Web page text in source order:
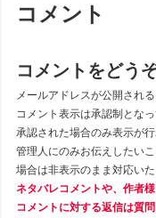
コメント
コメントをどう
メールアドレスが公開され
コメント表示は承認制とな
承認された場合のみ表示が
管理人にのみお伝えしたい
場合は非表示のまま対応い
ネタバレコメントや、作者
コメントに対する返信は質